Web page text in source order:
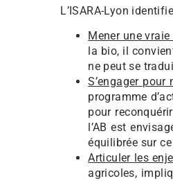
L’ISARA-Lyon
Mener une
la bio, il
ne peut se
S’engager
programme
pour
l’AB est
équilibrée sur
Articuler les
agricoles,